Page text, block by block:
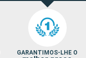
GARANTIMOS-LHE O